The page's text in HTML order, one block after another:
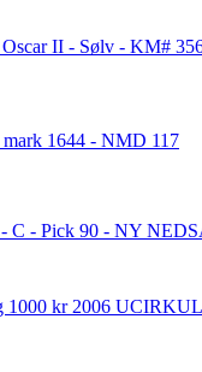
II - Sølv - KM#
1644 - NMD 117
C - Pick 90 - NY
1000 kr 2006